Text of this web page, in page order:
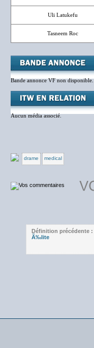
Uli Latukefu
Tasneem Roc
Bande annonce VF non disponible.
Aucun média associé.
drame medical
Définition précédente :
Ã‰lite